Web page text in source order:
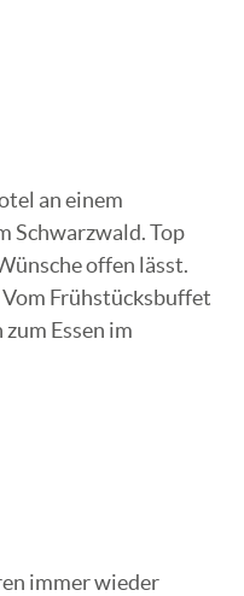
an einem
Schwarzwald. Top
offen lässt.
Frühstücksbuffet
Essen im
immer wieder